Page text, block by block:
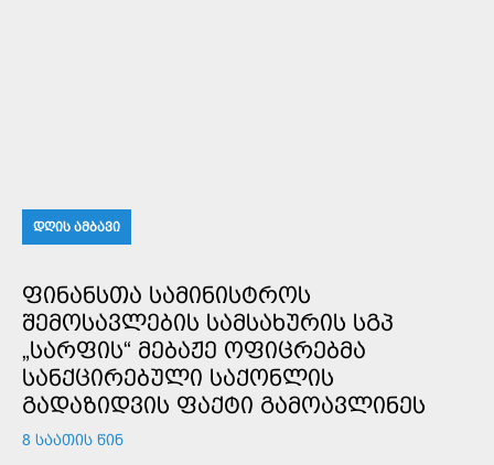
ᲓᲦᲘᲡ ᲐᲛᲑᲐᲕᲘ
ᲤᲘᲜᲐᲜᲡᲗᲐ ᲡᲐᲛᲘᲜᲘᲡᲢᲠᲝᲡ
ᲨᲔᲛᲝᲡᲐᲕᲚᲔᲑᲘᲡ ᲡᲐᲛᲡᲐᲮᲣᲠᲘᲡ ᲡᲒᲞ
„ᲡᲐᲠᲤᲘᲡ“ ᲛᲔᲑᲐᲟᲔ ᲝᲤᲘᲪᲠᲔᲑᲛᲐ
ᲡᲐᲜᲥᲪᲘᲠᲔᲑᲣᲚᲘ ᲡᲐᲥᲝᲜᲚᲘᲡ
ᲒᲐᲓᲐᲖᲘᲓᲕᲘᲡ ᲤᲐᲥᲢᲘ ᲒᲐᲛᲝᲐᲕᲚᲘᲜᲔᲡ
8 ᲡᲐᲐᲗᲘᲡ ᲬᲘᲜ